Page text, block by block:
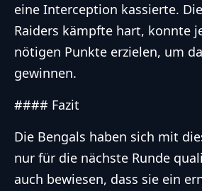
eine Interception kassierte.
Raiders kämpfte hart, konnte
nötigen Punkte erzielen, um
gewinnen.
#### Fazit
Die Bengals haben sich mit
nur für die nächste Runde
auch bewiesen, dass sie ein